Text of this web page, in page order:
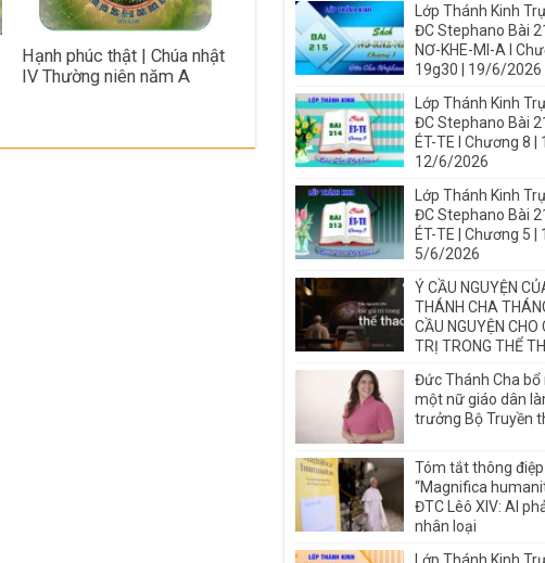
Hạnh phúc thật | Chúa nhật
IV Thường niên năm A
Lớp Thánh Kinh
ĐC Stephano Bài
NƠ-KHE-MI-A I
19g30 | 19/6/2026
Lớp Thánh Kinh
ĐC Stephano Bài
ÉT-TE I Chương 8 |
12/6/2026
Lớp Thánh Kinh
ĐC Stephano Bài
ÉT-TE | Chương 5 |
5/6/2026
Ý CẦU NGUYỆN
THÁNH CHA
CẦU NGUYỆN CHO
TRỊ TRONG THỂ
Đức Thánh Cha bổ
một nữ giáo dân
trưởng Bộ Truyền
Tóm tắt thông điệp
“Magnifica
ĐTC Lêô XIV: AI
nhân loại